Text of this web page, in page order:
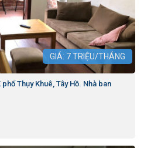
GIÁ: 7TRIỆU/THÁNG
Thụy Khuê, Tây Hồ. Nhà ban